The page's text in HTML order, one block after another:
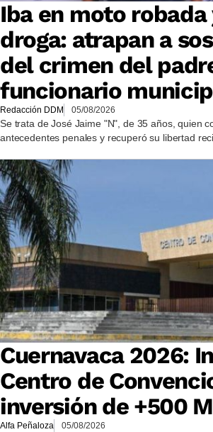
Iba en moto robada
droga: atrapan a
del crimen del
funcionario
Redacción DDM 05/08/2026
Se trata de José Jaime "N", de 35 años, quien
antecedentes penales y recuperó su libertad
Cuernavaca 2026:
Centro de
inversión de +500
Alfa Peñaloza 05/08/2026